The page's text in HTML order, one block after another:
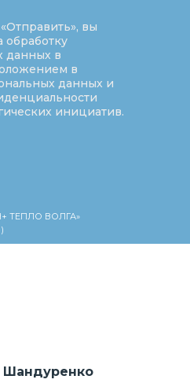
вы
обработку
данных в
в
данных и
инициатив.
ТЕПЛО ВОЛГА»
Шандуренко